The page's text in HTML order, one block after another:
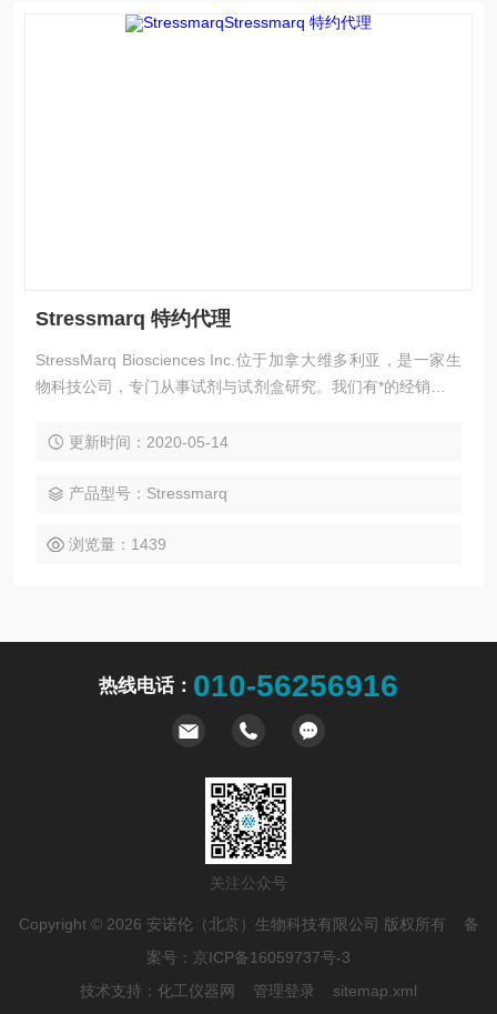
Stressmarq 特约代理
StressMarq Biosciences Inc.位于加拿大维多利亚，是一家生
物科技公司，专门从事试剂与试剂盒研究。我们有*的经销商网
服务范围遍及40多个国家。
更新时间：2020-05-14
产品型号：Stressmarq
浏览量：1439
热线电话： 010-56256916
关注公众号
Copyright © 2026 安诺伦（北京）生物科技有限公司 版权所有 备
案号： 京ICP备16059737号-3
技术支持： 化工仪器网 管理登录 sitemap.xml